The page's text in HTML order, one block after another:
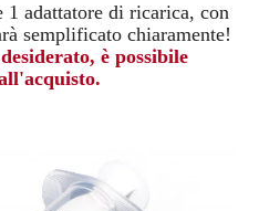
adattatore di ricarica, con
semplificato chiaramente!
è possibile